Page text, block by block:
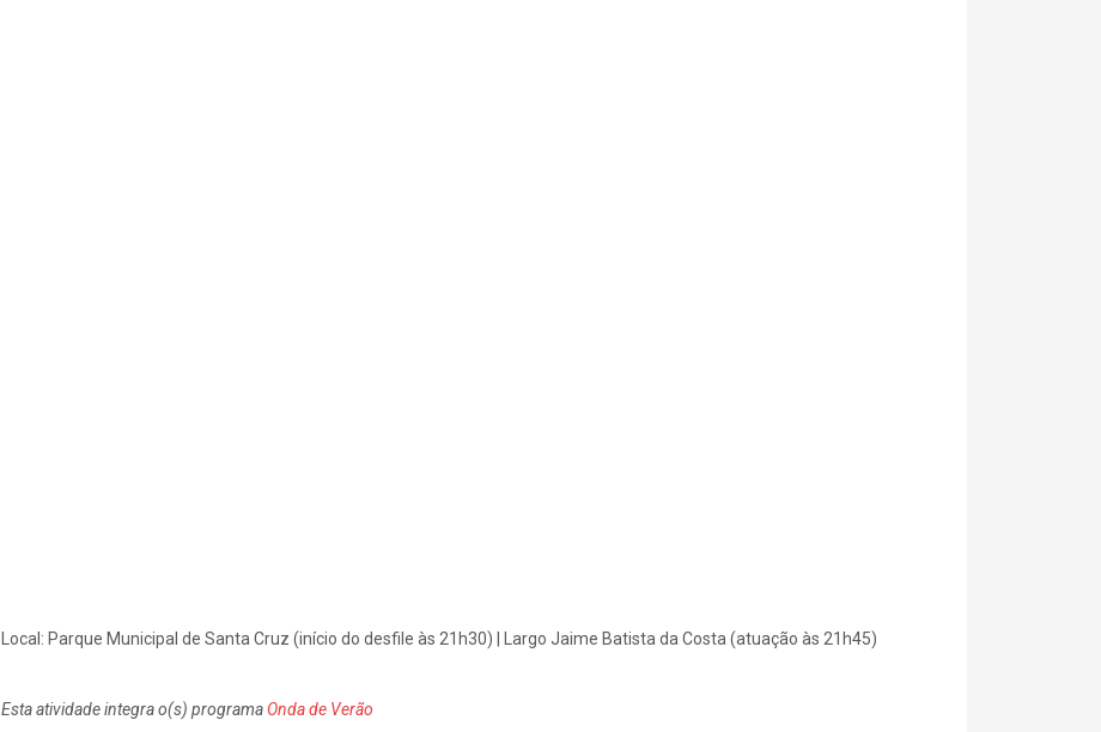
Local: Parque Municipal de Santa Cruz (início do desfile às 21h30) | Largo Jaime Batista da Costa (atuação às 21h45)
Esta atividade integra o(s) programa Onda de Verão